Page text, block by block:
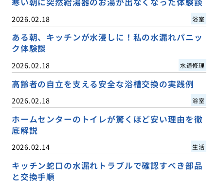
2026.02.18 浴室
ある朝、キッチンが水浸しに！私の水漏れパニッ
ク体験談
2026.02.18 水道修理
高齢者の自立を支える安全な浴槽交換の実践例
2026.02.18 浴室
ホームセンターのトイレが驚くほど安い理由を徹
底解説
2026.02.14 生活
キッチン蛇口の水漏れトラブルで確認すべき部品
と交換手順